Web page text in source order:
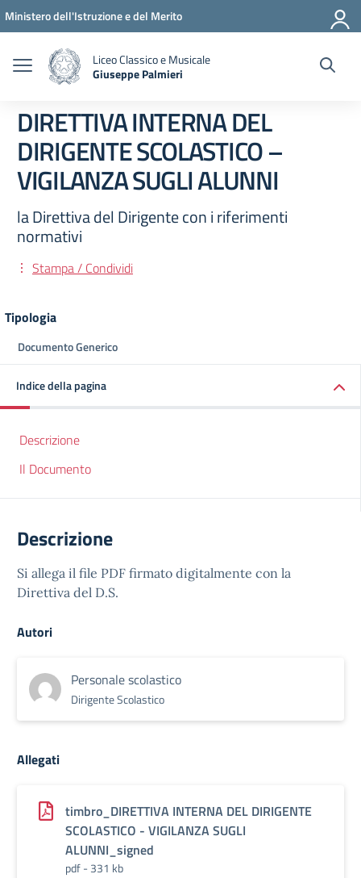
Vai ai contenuti
Vai al menu di navigazione
Vai al footer
Ministero dell'Istruzione e del Merito
Liceo Classico e Musicale
Giuseppe Palmieri
DIRETTIVA INTERNA DEL
DIRIGENTE SCOLASTICO –
VIGILANZA SUGLI ALUNNI
la Direttiva del Dirigente con i riferimenti
normativi
Stampa / Condividi
Tipologia
Documento Generico
Indice della pagina
Descrizione
Il Documento
Descrizione
Si allega il file PDF firmato digitalmente con la
Direttiva del D.S.
Autori
Personale scolastico
Dirigente Scolastico
Allegati
timbro_DIRETTIVA INTERNA DEL DIRIGENTE
SCOLASTICO - VIGILANZA SUGLI
ALUNNI_signed
pdf - 331 kb